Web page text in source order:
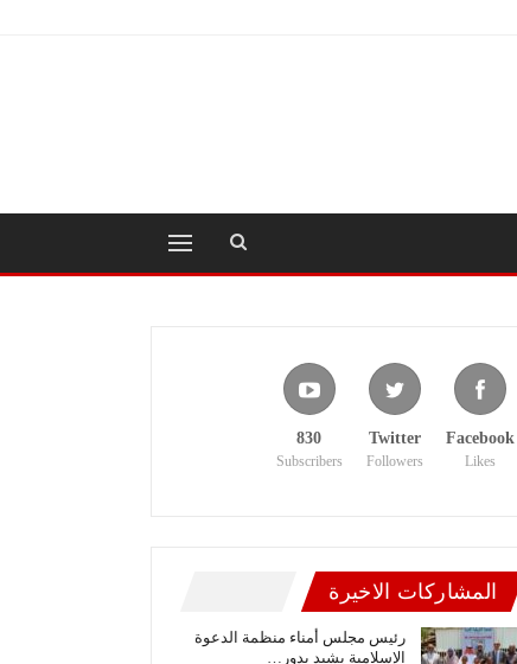
Facebook
Likes
Twitter
Followers
830
Subscribers
المشاركات الاخيرة
رئيس مجلس أمناء منظمة الدعوة
الإسلامية يشيد بدور…